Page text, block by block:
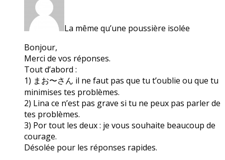
La même qu’une poussière isolée
Bonjour,
Merci de vos réponses.
Tout d’abord :
1) まお〜さん il ne faut pas que tu t’oublie ou que tu
minimises tes problèmes.
2) Lina ce n’est pas grave si tu ne peux pas parler de
tes problèmes.
3) Por tout les deux : je vous souhaite beaucoup de
courage.
Désolée pour les réponses rapides.